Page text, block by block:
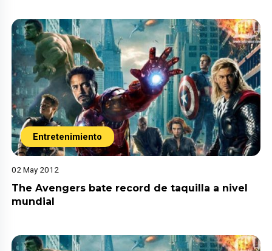
Entretenimiento
02 May 2012
The Avengers bate record de taquilla a nivel
mundial